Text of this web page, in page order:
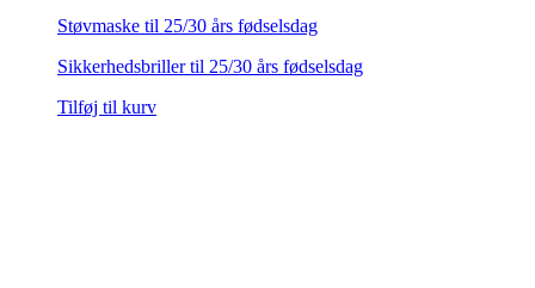
Støvmaske til 25/30 års fødselsdag
Sikkerhedsbriller til 25/30 års fødselsdag
Tilføj til kurv